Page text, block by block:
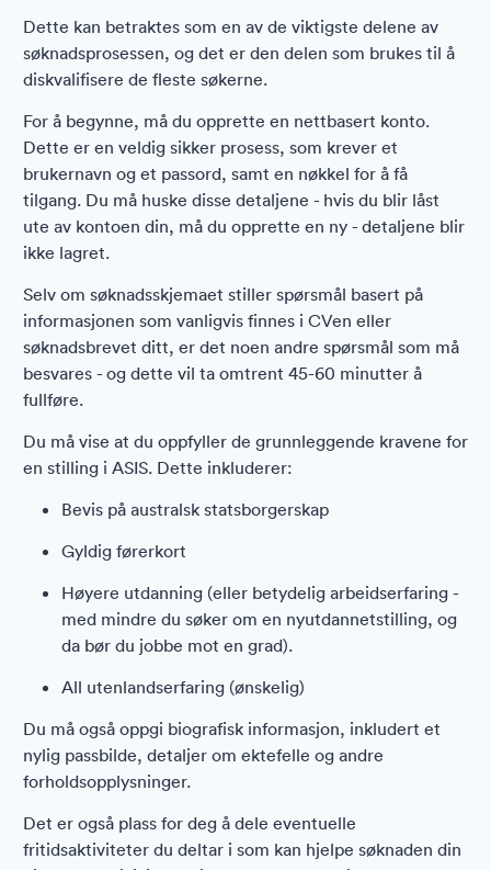
Dette kan betraktes som en av de viktigste delene av
søknadsprosessen, og det er den delen som brukes til å
diskvalifisere de fleste søkerne.
For å begynne, må du opprette en nettbasert konto.
Dette er en veldig sikker prosess, som krever et
brukernavn og et passord, samt en nøkkel for å få
tilgang. Du må huske disse detaljene - hvis du blir låst
ute av kontoen din, må du opprette en ny - detaljene blir
ikke lagret.
Selv om søknadsskjemaet stiller spørsmål basert på
informasjonen som vanligvis finnes i CVen eller
søknadsbrevet ditt, er det noen andre spørsmål som må
besvares - og dette vil ta omtrent 45-60 minutter å
fullføre.
Du må vise at du oppfyller de grunnleggende kravene for
en stilling i ASIS. Dette inkluderer:
Bevis på australsk statsborgerskap
Gyldig førerkort
Høyere utdanning (eller betydelig arbeidserfaring -
med mindre du søker om en nyutdannetstilling, og
da bør du jobbe mot en grad).
All utenlandserfaring (ønskelig)
Du må også oppgi biografisk informasjon, inkludert et
nylig passbilde, detaljer om ektefelle og andre
forholdsopplysninger.
Det er også plass for deg å dele eventuelle
fritidsaktiviteter du deltar i som kan hjelpe søknaden din